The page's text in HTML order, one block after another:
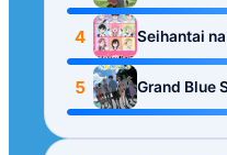
4
Seihantai
Season
5 Grand Blue